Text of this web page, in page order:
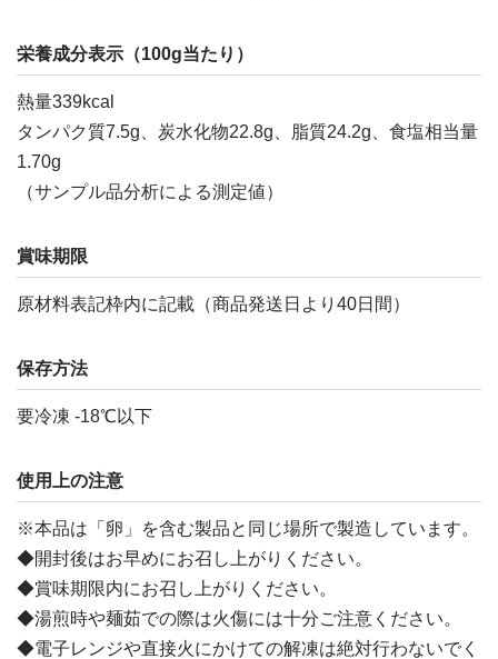
栄養成分表示（100g当たり）
熱量339kcal
タンパク質7.5g、炭水化物22.8g、脂質24.2g、食塩相当量
1.70g
（サンプル品分析による測定値）
賞味期限
原材料表記枠内に記載（商品発送日より40日間）
保存方法
要冷凍 -18℃以下
使用上の注意
※本品は「卵」を含む製品と同じ場所で製造しています。
◆開封後はお早めにお召し上がりください。
◆賞味期限内にお召し上がりください。
◆湯煎時や麺茹での際は火傷には十分ご注意ください。
◆電子レンジや直接火にかけての解凍は絶対行わないでく